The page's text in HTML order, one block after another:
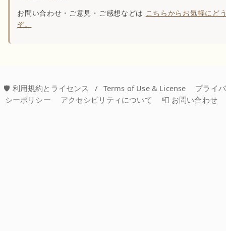
お問い合わせ・ご意見・ご感想などは こちらからお気軽にど
ぞ。
🛡️ 利用規約とライセンス / Terms of Use & License
プライバ
シーポリシー
アクセシビリティについて 📮 お問い合わせ